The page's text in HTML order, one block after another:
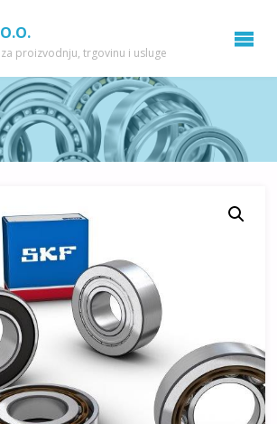
proizvodnju, trgovinu i usluge